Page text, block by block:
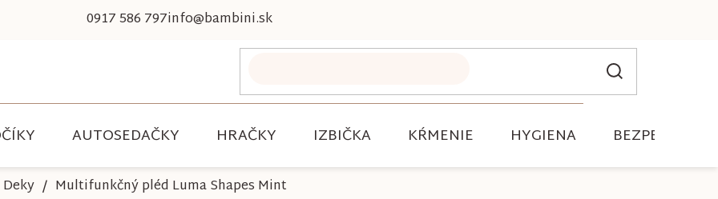
0917 586 797info@bambini.sk
AUTOSEDAČKY HRAČKY IZBIČKA KŔMENIE HYGIENA BEZPEČNOSŤ
Deky Multifunkčný pléd Luma Shapes Mint